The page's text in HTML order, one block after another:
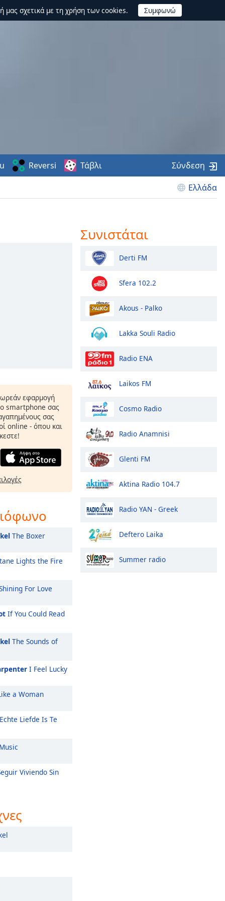
μας σχετικά με τη χρήση των cookies.
Ελλάδα
Reversi Τάβλι Σύνδεση
εφαρμογή
smartphone σας
σας
online - όπου και
The Boxer
Lights the Fire
For Love
If You Could Read
The Sounds of
I Feel Lucky
a Woman
Echte Liefde Is Te
Viviendo Sin
Συνιστάται
Derti FM
Sfera 102.2
Akous - Palko
Lakka Souli Radio
Radio ENA
Laikos FM
Cosmo Radio
Radio Anamnisi
Glenti FM
Aktina Radio 104.7
Radio YAN - Greek
Deftero Laika
Summer radio